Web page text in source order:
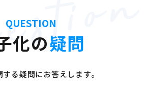
QUESTION
化の疑問
る疑問にお答えします。